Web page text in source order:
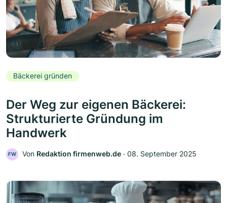
Bäckerei gründen
Der Weg zur eigenen Bäckerei:
Strukturierte Gründung im
Handwerk
FW Von Redaktion firmenweb.de ‧ 08. September 2025